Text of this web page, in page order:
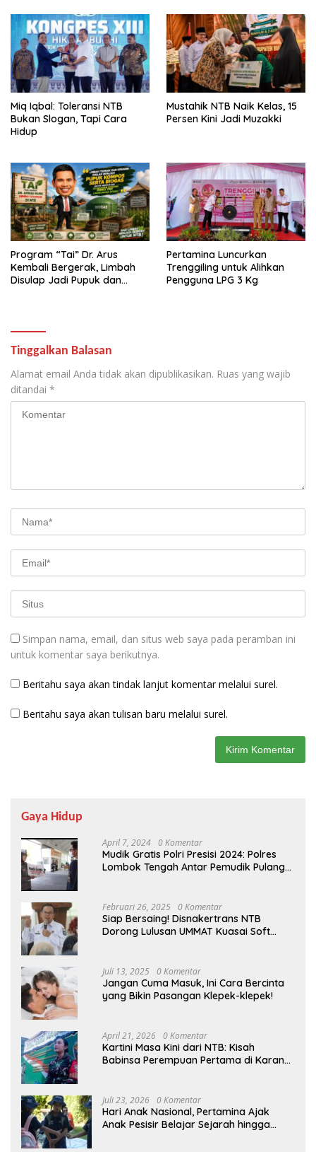
Miq Iqbal: Toleransi NTB
Bukan Slogan, Tapi Cara
Hidup
Mustahik NTB Naik Kelas, 15
Persen Kini Jadi Muzakki
Program “Tai” Dr. Arus
Kembali Bergerak, Limbah
Disulap Jadi Pupuk dan
Pertamina Luncurkan
Trenggiling untuk Alihkan
Pengguna LPG 3 Kg
Tinggalkan Balasan
Alamat email Anda tidak akan dipublikasikan. Ruas yang wajib
ditandai *
Simpan nama, email, dan situs web saya pada peramban ini
untuk komentar saya berikutnya.
Beritahu saya akan tindak lanjut komentar melalui surel.
Beritahu saya akan tulisan baru melalui surel.
Gaya Hidup
April 7, 2024 0 Komentar
Mudik Gratis Polri Presisi 2024: Polres
Lombok Tengah Antar Pemudik Pulang
Februari 26, 2025 0 Komentar
Siap Bersaing! Disnakertrans NTB
Dorong Lulusan UMMAT Kuasai Soft
Juli 13, 2025 0 Komentar
Jangan Cuma Masuk, Ini Cara Bercinta
yang Bikin Pasangan Klepek-klepek!
April 21, 2026 0 Komentar
Kartini Masa Kini dari NTB: Kisah
Babinsa Perempuan Pertama di Karang
Juli 23, 2026 0 Komentar
Hari Anak Nasional, Pertamina Ajak
Anak Pesisir Belajar Sejarah hingga